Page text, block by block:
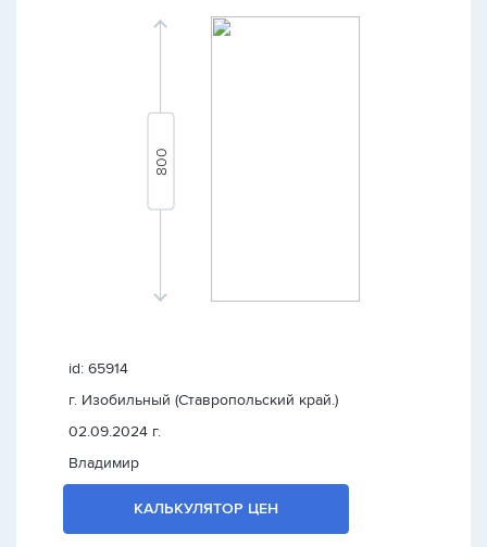
id: 65914
г. Изобильный (Ставропольский край.)
02.09.2024 г.
Владимир
КАЛЬКУЛЯТОР ЦЕН